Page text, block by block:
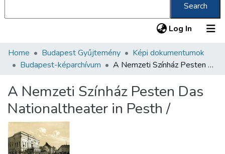
Search
Log In (current)
Communities & Collections
Statistics
About us
Home Budapest Gyűjtemény
Képi dokumentumok
Budapest-képarchívum
A Nemzeti Színház Pesten Das Nationaltheater in Pesth /
A Nemzeti Színház Pesten Das
Nationaltheater in Pesth /